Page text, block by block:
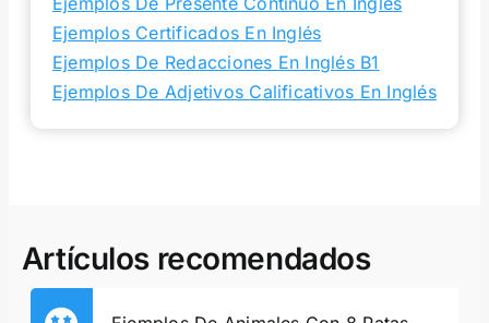
Ejemplos Certificados En Inglés
Ejemplos De Redacciones En Inglés B1
Ejemplos De Adjetivos Calificativos En Inglés
Artículos recomendados